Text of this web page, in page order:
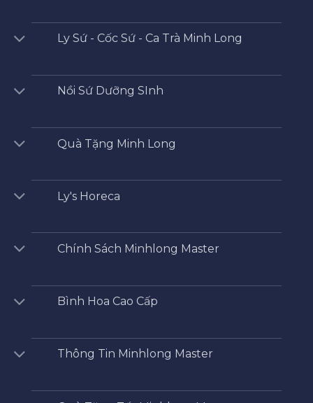
Ly Sứ - Cốc Sứ - Ca Trà Minh Long
Nồi Sứ Dưỡng SInh
Quà Tặng Minh Long
Ly's Horeca
Chính Sách Minhlong Master
Bình Hoa Cao Cấp
Thông Tin Minhlong Master